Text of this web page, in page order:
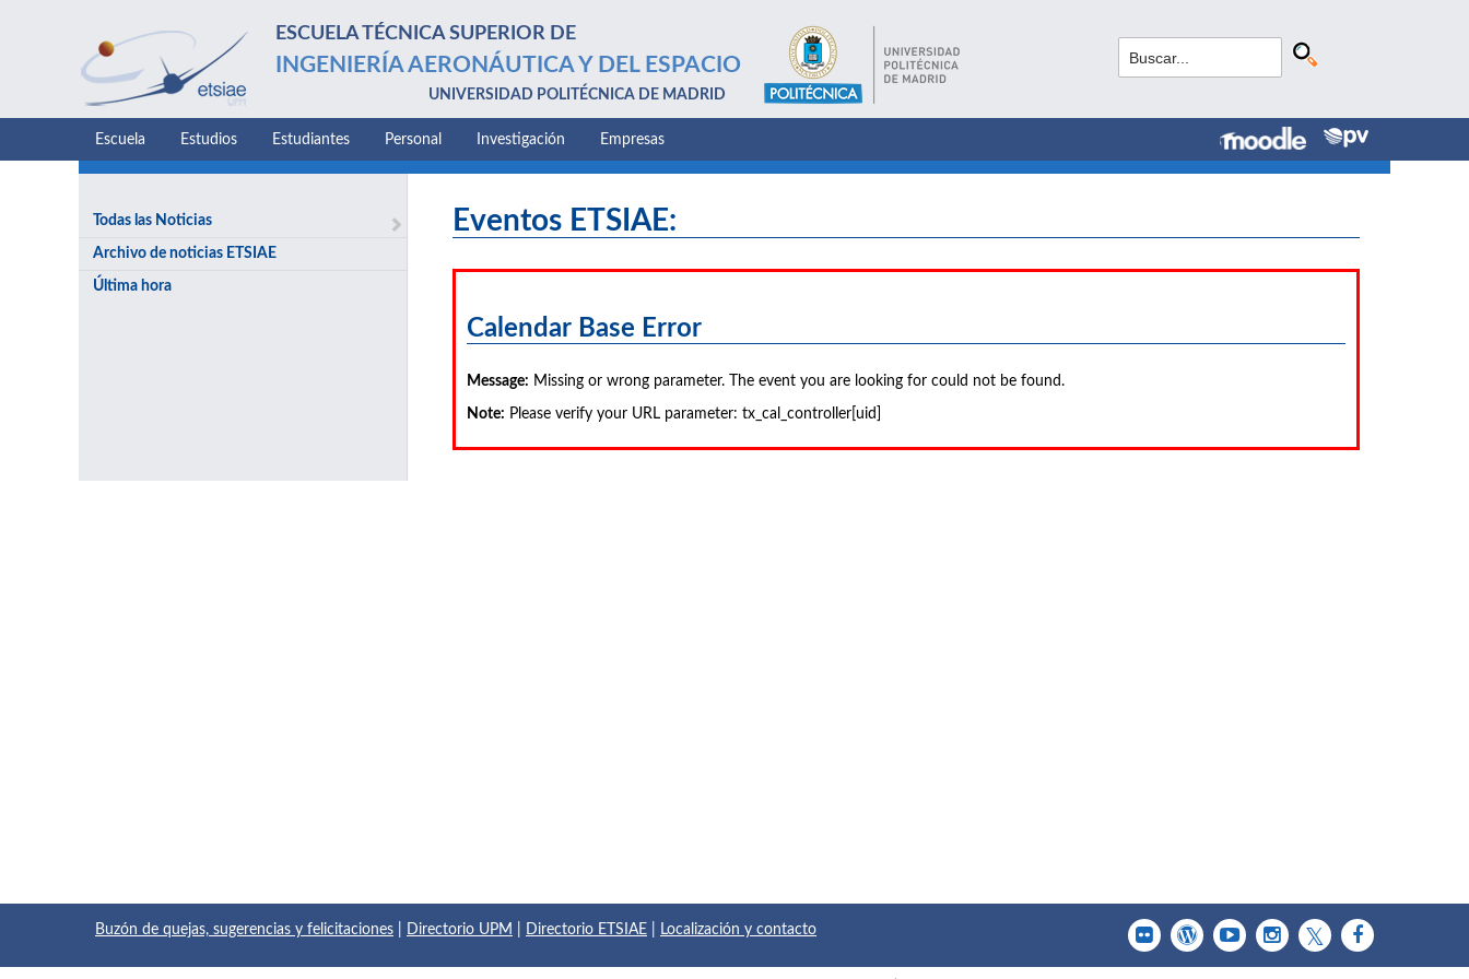
ESCUELA TÉCNICA SUPERIOR DE
INGENIERÍA AERONÁUTICA Y DEL ESPACIO
UNIVERSIDAD POLITÉCNICA DE MADRID
Escuela Estudios Estudiantes Personal Investigación Empresas
Todas las Noticias
Archivo de noticias ETSIAE
Última hora
Eventos ETSIAE:
Calendar Base Error
Message: Missing or wrong parameter. The event you are looking for could not be found.
Note: Please verify your URL parameter: tx_cal_controller[uid]
Buzón de quejas, sugerencias y felicitaciones Directorio UPM Directorio ETSIAE Localización y contacto